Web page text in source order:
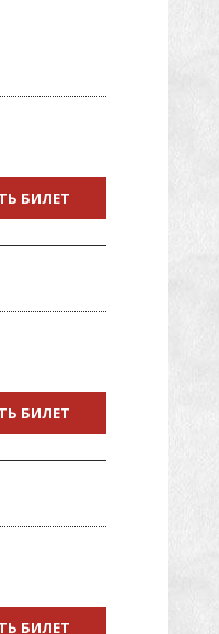
БИЛЕТ
БИЛЕТ
БИЛЕТ